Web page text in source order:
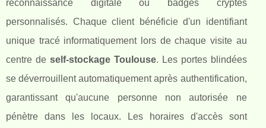
reconnaissance digitale ou badges cryptés
personnalisés. Chaque client bénéficie d'un identifiant
unique tracé informatiquement lors de chaque visite au
centre de self-stockage Toulouse. Les portes blindées
se déverrouillent automatiquement après authentification,
garantissant qu'aucune personne non autorisée ne
pénètre dans les locaux. Les horaires d'accès sont